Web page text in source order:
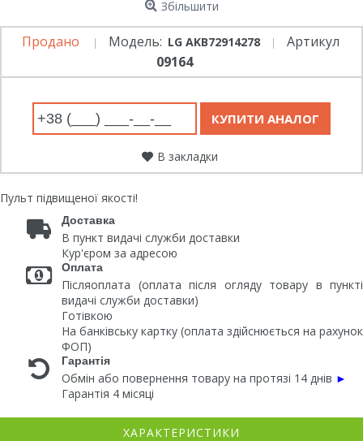
Збільшити
Продано Модель: LG AKB72914278
Артикул
09164
В закладки
Пульт підвищеної якості!
Доставка
В пункт видачі служби доставки
Кур'єром за адресою
Оплата
Післяоплата (оплата після огляду товару в пункті
видачі служби доставки)
Готівкою
На банківську картку (оплата здійснюється на рахунок
ФОП)
Гарантія
Обмін або повернення товару на протязі 14 днів ►
Гарантія 4 місяці
ХАРАКТЕРИСТИКИ